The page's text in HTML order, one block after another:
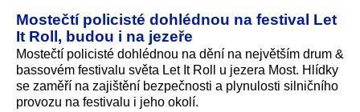
Mostečtí policisté dohlédnou na festival Let
It Roll, budou i na jezeře
Mostečtí policisté dohlédnou na dění na největším drum &
bassovém festivalu světa Let It Roll u jezera Most. Hlídky
se zaměří na zajištění bezpečnosti a plynulosti silničního
provozu na festivalu i jeho okolí.